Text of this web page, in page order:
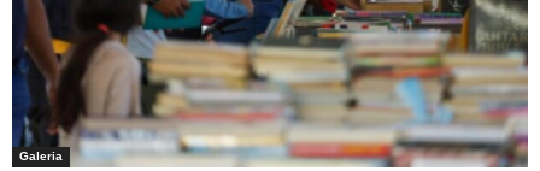
Galeria